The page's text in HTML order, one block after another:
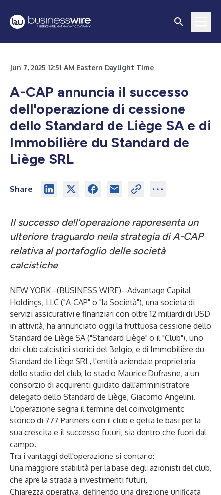
Jun 7, 2025 12:51 AM Eastern Daylight Time
A-CAP annuncia il successo
dell'operazione di cessione
dello Standard de Liège SA e di
Immobilière du Standard de
Liège SRL
Share
Il successo dell'operazione rappresenta un
ulteriore traguardo nella strategia di A-CAP
relativa al portafoglio delle società
calcistiche
NEW YORK--(BUSINESS WIRE)--Advantage Capital
Holdings, LLC ("A-CAP" o "la Società"), una società di
servizi assicurativi e finanziari con oltre 12 miliardi di USD
in attività, ha annunciato oggi la fruttuosa cessione dello
Standard de Liège SA ("Standard Liège" o il "Club"), uno
dei club calcistici storici del Belgio, e di Immobilière du
Standard de Liège SRL, l'entità aziendale proprietaria
dello stadio del club, lo stadio Maurice Dufrasne, a un
consorzio di acquirenti guidato dall'amministratore
delegato dello Standard de Liège, Giacomo Angelini.
L'operazione segna il termine del coinvolgimento
storico di 777 Partners con il club e getta le basi per la
sua crescita e il successo futuri, sia dentro che fuori dal
campo.
Tra i vantaggi dell'operazione si contano:
Una maggiore stabilità per la base degli azionisti del club,
che apre la strada a investimenti futuri,
Chiarezza operativa, definendo una direzione unificata